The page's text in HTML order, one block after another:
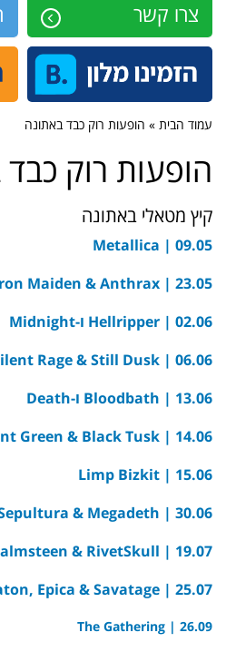
צרו קשר
עמוד הבית » הופעות רוק כבד באתונה
הופעות רוק
קיץ מטאלי באתונה
09.05 |
Metallica
23.05 |
Maiden & Anthrax
02.06 |
Hellripper ו-Midnight
06.06 |
Rage & Still Dusk
13.06 |
Bloodbath ו-Death
14.06 |
Green & Black Tusk
15.06 |
Limp Bizkit
30.06 |
& Megadeth
19.07 |
& RivetSkull
25.07 |
Epica & Savatage
26.09 | The Gathering